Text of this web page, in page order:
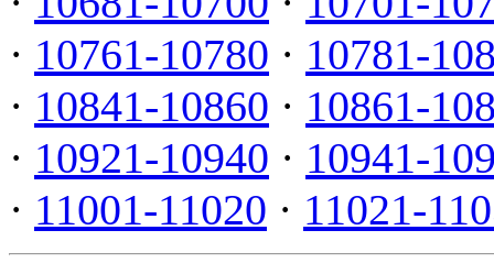
· 10761-10780 · 10781-
· 10841-10860 · 10861-
· 10921-10940 · 10941-
· 11001-11020 · 11021-